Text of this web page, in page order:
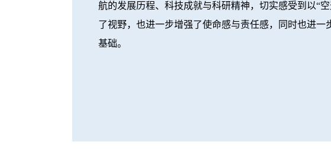
航的发展历程、科技成就与科研精神，切实感受到以“
了视野，也进一步增强了使命感与责任感，同时也进
基础。